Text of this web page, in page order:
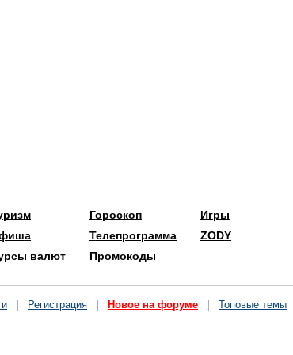
валют
Гороскоп
Телепрограмма
Промокоды
Игры
ZODY
Регистрация Новое на форуме Топовые темы